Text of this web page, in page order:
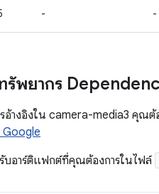
- -
รัพยากร
อ้างอิงใน camera-media3 คุณ
Google
รับอาร์ติแฟกต์ที่คุณต้องการในไฟล์